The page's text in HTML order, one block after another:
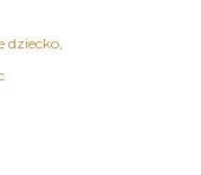
dziecko